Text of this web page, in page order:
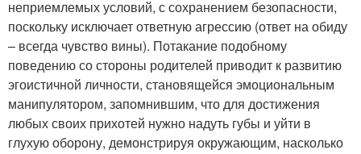
неприемлемых условий, с сохранением безопасности,
поскольку исключает ответную агрессию (ответ на обиду
– всегда чувство вины). Потакание подобному
поведению со стороны родителей приводит к развитию
эгоистичной личности, становящейся эмоциональным
манипулятором, запомнившим, что для достижения
любых своих прихотей нужно надуть губы и уйти в
глухую оборону, демонстрируя окружающим, насколько